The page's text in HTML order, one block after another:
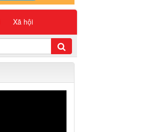
Xã hội